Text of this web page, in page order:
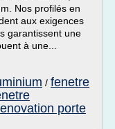
Nos profilés en
aux exigences
garantissent une
à une...
/ fenetre
porte